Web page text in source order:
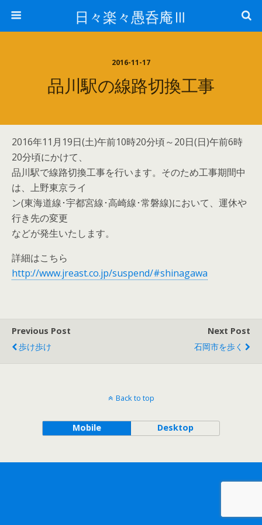
日々楽々愚呑庵Ⅲ
2016-11-17
品川駅の線路切換工事
2016年11月19日(土)午前10時20分頃～20日(日)午前6時
20分頃にかけて、
品川駅で線路切換工事を行います。そのため工事期間中
は、上野東京ライ
ン(東海道線･宇都宮線･高崎線･常磐線)において、運休や
行き先の変更
などが発生いたします。
詳細はこちら
http://www.jreast.co.jp/suspend/#shinagawa
Previous Post
歩け歩け
Next Post
石岡市を歩く
Back to top
Mobile Desktop